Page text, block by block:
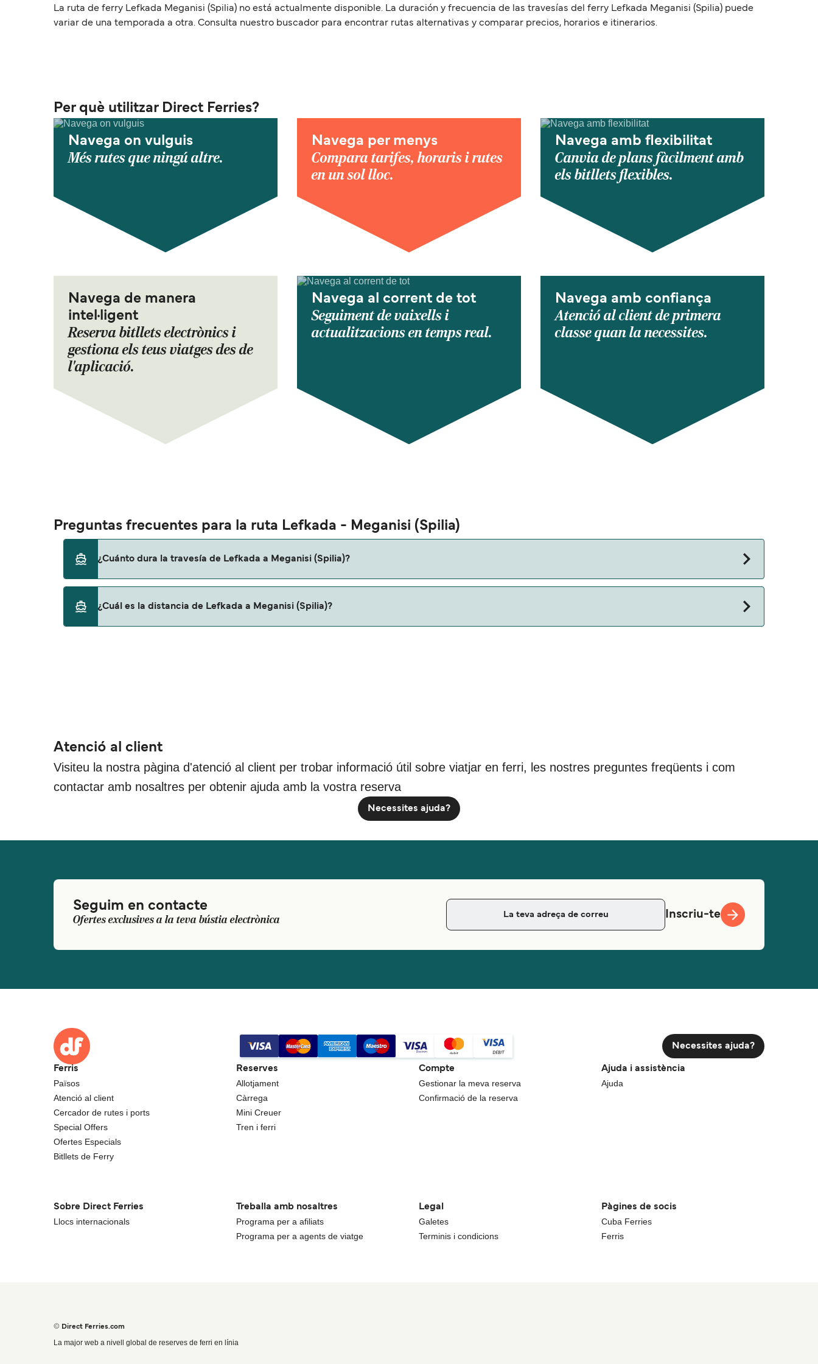
La ruta de ferry Lefkada Meganisi (Spilia) no está actualmente disponible. La duración y frecuencia de las travesías del ferry Lefkada Meganisi (Spilia) puede
variar de una temporada a otra. Consulta nuestro buscador para encontrar rutas alternativas y comparar precios, horarios e itinerarios.
Per què utilitzar Direct Ferries?
Navega on vulguis
Més rutes que ningú altre.
Navega per menys
Compara tarifes, horaris i rutes
en un sol lloc.
Navega amb flexibilitat
Canvia de plans fàcilment amb
els bitllets flexibles.
Navega de manera
intel·ligent
Reserva bitllets electrònics i
gestiona els teus viatges des de
l'aplicació.
Navega al corrent de tot
Seguiment de vaixells i
actualitzacions en temps real.
Navega amb confiança
Atenció al client de primera
classe quan la necessites.
Preguntas frecuentes para la ruta Lefkada - Meganisi (Spilia)
¿Cuánto dura la travesía de Lefkada a Meganisi (Spilia)?
¿Cuál es la distancia de Lefkada a Meganisi (Spilia)?
Atenció al client
Visiteu la nostra pàgina d'atenció al client per trobar informació útil sobre viatjar en ferri, les nostres preguntes freqüents i com
contactar amb nosaltres per obtenir ajuda amb la vostra reserva
Necessites ajuda?
Seguim en contacte
Ofertes exclusives a la teva bústia electrònica Inscriu-te
Necessites ajuda?
Ferris
Països
Atenció al client
Cercador de rutes i ports
Special Offers
Ofertes Especials
Bitllets de Ferry
Reserves
Allotjament
Càrrega
Mini Creuer
Tren i ferri
Compte
Gestionar la meva reserva
Confirmació de la reserva
Ajuda i assistència
Ajuda
Sobre Direct Ferries
Llocs internacionals
Treballa amb nosaltres
Programa per a afiliats
Programa per a agents de viatge
Legal
Galetes
Terminis i condicions
Pàgines de socis
Cuba Ferries
Ferris
© Direct Ferries.com
La major web a nivell global de reserves de ferri en línia